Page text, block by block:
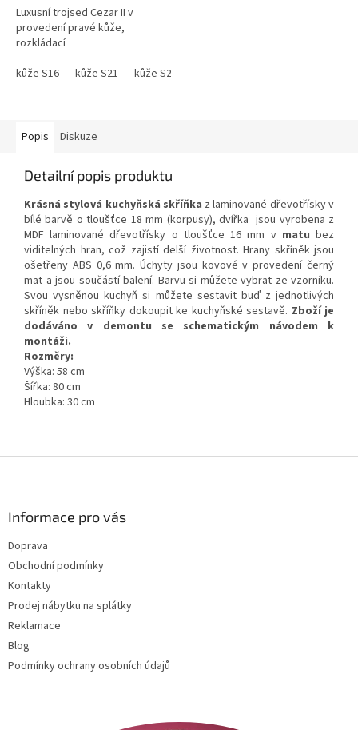
Luxusní trojsed Cezar II v
provedení pravé kůže,
rozkládací
kůže S16
kůže S21 kůže S22
Popis Diskuze
Detailní popis produktu
Krásná stylová kuchyňská skříňka z laminované dřevotřísky v
bílé barvě o tloušťce 18 mm (korpusy), dvířka jsou vyrobena z
MDF laminované dřevotřísky o tloušťce 16 mm v matu bez
viditelných hran, což zajistí delší životnost. Hrany skříněk jsou
ošetřeny ABS 0,6 mm. Úchyty jsou kovové v provedení černý
mat a jsou součástí balení. Barvu si můžete vybrat ze vzorníku.
Svou vysněnou kuchyň si můžete sestavit buď z jednotlivých
skříněk nebo skříňky dokoupit ke kuchyňské sestavě. Zboží je
dodáváno v demontu se schematickým návodem k
montáži.
Rozměry:
Výška: 58 cm
Šířka: 80 cm
Hloubka: 30 cm
Informace pro vás
Doprava
Obchodní podmínky
Kontakty
Prodej nábytku na splátky
Reklamace
Blog
Podmínky ochrany osobních údajů